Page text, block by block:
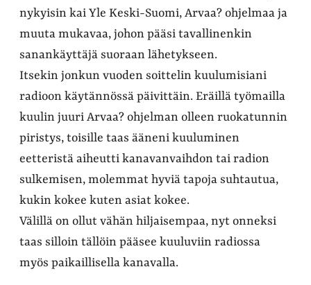
nykyisin kai Yle Keski-Suomi, Arvaa? ohjelmaa ja
muuta mukavaa, johon pääsi tavallinenkin
sanankäyttäjä suoraan lähetykseen.
Itsekin jonkun vuoden soittelin kuulumisiani
radioon käytännössä päivittäin. Eräillä työmailla
kuulin juuri Arvaa? ohjelman olleen ruokatunnin
piristys, toisille taas ääneni kuuluminen
eetteristä aiheutti kanavanvaihdon tai radion
sulkemisen, molemmat hyviä tapoja suhtautua,
kukin kokee kuten asiat kokee.
Välillä on ollut vähän hiljaisempaa, nyt onneksi
taas silloin tällöin pääsee kuuluviin radiossa
myös paikaillisella kanavalla.